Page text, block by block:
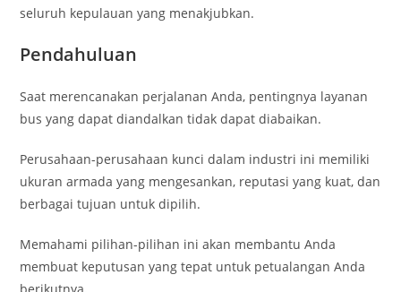
seluruh kepulauan yang menakjubkan.
Pendahuluan
Saat merencanakan perjalanan Anda, pentingnya layanan
bus yang dapat diandalkan tidak dapat diabaikan.
Perusahaan-perusahaan kunci dalam industri ini memiliki
ukuran armada yang mengesankan, reputasi yang kuat, dan
berbagai tujuan untuk dipilih.
Memahami pilihan-pilihan ini akan membantu Anda
membuat keputusan yang tepat untuk petualangan Anda